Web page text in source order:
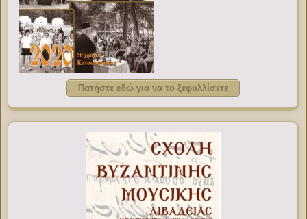
Πατήστε εδώ για να το ξεφυλλίσετε